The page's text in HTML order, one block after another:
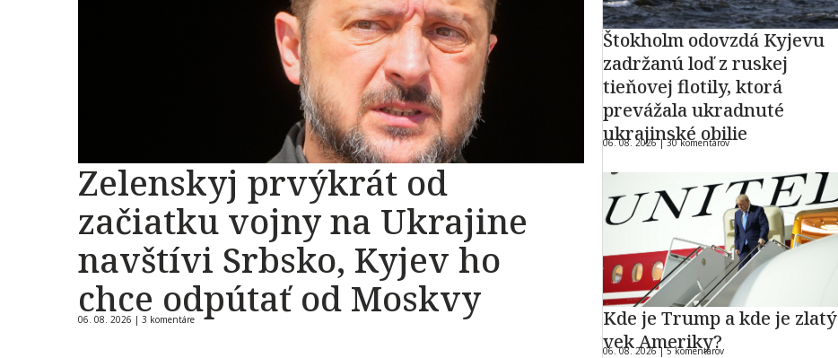
Zelenskyj prvýkrát od
začiatku vojny na Ukrajine
navštívi Srbsko, Kyjev ho
chce odpútať od Moskvy
06. 08. 2026 | 3 komentáre
Štokholm odovzdá Kyjevu
zadržanú loď z ruskej
tieňovej flotily, ktorá
prevážala ukradnuté
ukrajinské obilie
06. 08. 2026 |30 komentárov
Kde je Trump a kde je zlatý
vek Ameriky?
06. 08. 2026 |5 komentárov